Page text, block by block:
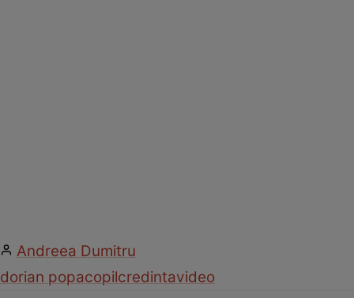
Andreea Dumitru
dorian popacopilcredintavideo